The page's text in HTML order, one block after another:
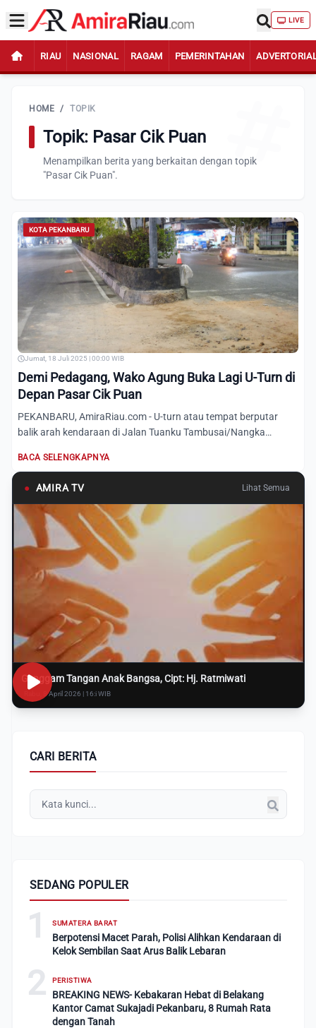
LIVE
RIAU NASIONAL RAGAM PEMERINTAHAN
HOME / TOPIK
Topik: Pasar Cik Puan
Menampilkan berita yang berkaitan dengan topik
"Pasar Cik Puan".
KOTA PEKANBARU
Jumat, 18 Juli 2025 | 00:00 WIB
Demi Pedagang, Wako Agung Buka Lagi U-Turn di
Depan Pasar Cik Puan
PEKANBARU, AmiraRiau.com - U-turn atau tempat berputar
balik arah kendaraan di Jalan Tuanku Tambusai/Nangka
BACA SELENGKAPNYA
● AMIRA TV Lihat Semua
Genggam Tangan Anak Bangsa, Cipt: Hj. Ratmiwati
Rabu, 8 April 2026 | 16:i WIB
CARI BERITA
SEDANG POPULER
1 SUMATERA BARAT
Berpotensi Macet Parah, Polisi Alihkan Kendaraan di
Kelok Sembilan Saat Arus Balik Lebaran
2 PERISTIWA
BREAKING NEWS- Kebakaran Hebat di Belakang
Kantor Camat Sukajadi Pekanbaru, 8 Rumah Rata
dengan Tanah